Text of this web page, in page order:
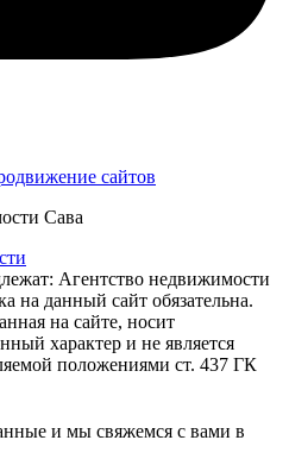
сайтов
Сава
Агентство недвижимости
на данный сайт обязательна.
на сайте, носит
характер и не является
положениями ст. 437 ГК
и мы свяжемся с вами в